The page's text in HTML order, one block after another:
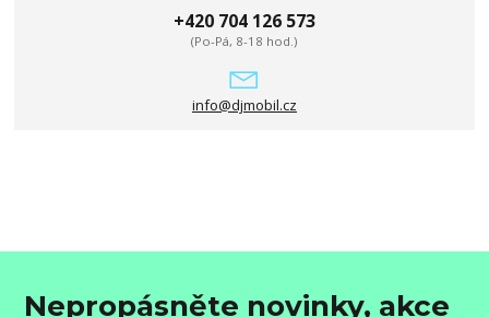
+420 704 126 573
(Po-Pá, 8-18 hod.)
info@djmobil.cz
Nepropásněte novinky, akce